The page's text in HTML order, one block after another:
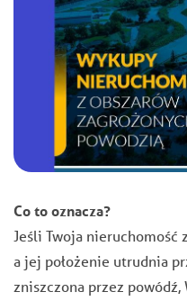
Co to oznacza?
Jeśli Twoja nieruchomość
a jej położenie utrudnia
zniszczona przez